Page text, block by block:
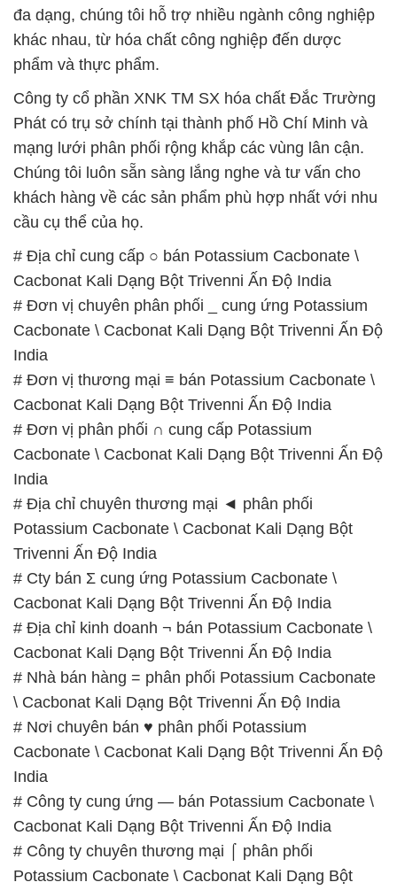
đa dạng, chúng tôi hỗ trợ nhiều ngành công nghiệp
khác nhau, từ hóa chất công nghiệp đến dược
phẩm và thực phẩm.
Công ty cổ phần XNK TM SX hóa chất Đắc Trường
Phát có trụ sở chính tại thành phố Hồ Chí Minh và
mạng lưới phân phối rộng khắp các vùng lân cận.
Chúng tôi luôn sẵn sàng lắng nghe và tư vấn cho
khách hàng về các sản phẩm phù hợp nhất với nhu
cầu cụ thể của họ.
# Địa chỉ cung cấp ○ bán Potassium Cacbonate \
Cacbonat Kali Dạng Bột Trivenni Ấn Độ India
# Đơn vị chuyên phân phối _ cung ứng Potassium
Cacbonate \ Cacbonat Kali Dạng Bột Trivenni Ấn Độ
India
# Đơn vị thương mại ≡ bán Potassium Cacbonate \
Cacbonat Kali Dạng Bột Trivenni Ấn Độ India
# Đơn vị phân phối ∩ cung cấp Potassium
Cacbonate \ Cacbonat Kali Dạng Bột Trivenni Ấn Độ
India
# Địa chỉ chuyên thương mại ◄ phân phối
Potassium Cacbonate \ Cacbonat Kali Dạng Bột
Trivenni Ấn Độ India
# Cty bán Σ cung ứng Potassium Cacbonate \
Cacbonat Kali Dạng Bột Trivenni Ấn Độ India
# Địa chỉ kinh doanh ¬ bán Potassium Cacbonate \
Cacbonat Kali Dạng Bột Trivenni Ấn Độ India
# Nhà bán hàng = phân phối Potassium Cacbonate
\ Cacbonat Kali Dạng Bột Trivenni Ấn Độ India
# Nơi chuyên bán ♥ phân phối Potassium
Cacbonate \ Cacbonat Kali Dạng Bột Trivenni Ấn Độ
India
# Công ty cung ứng — bán Potassium Cacbonate \
Cacbonat Kali Dạng Bột Trivenni Ấn Độ India
# Công ty chuyên thương mại ⌠ phân phối
Potassium Cacbonate \ Cacbonat Kali Dạng Bột